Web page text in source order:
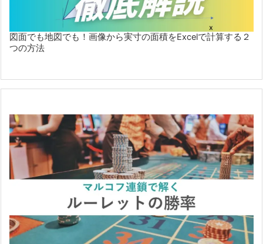
図面でも地図でも！画像から実寸の面積をExcelで計算する２
つの方法